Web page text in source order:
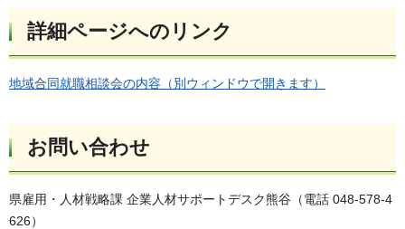
詳細ページへのリンク
地域合同就職相談会の内容（別ウィンドウで開きます）
お問い合わせ
県雇用・人材戦略課 企業人材サポートデスク熊谷（電話 048-578-4
626）